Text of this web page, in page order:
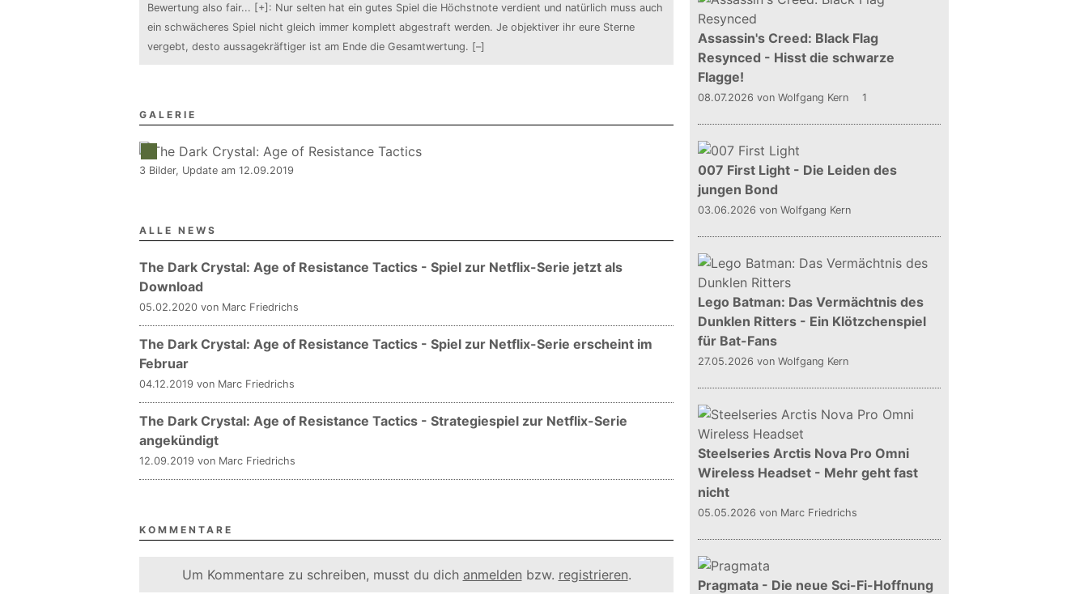
Bewertung also fair... [+] : Nur selten hat ein gutes Spiel die Höchstnote verdient und natürlich muss auch
ein schwächeres Spiel nicht gleich immer komplett abgestraft werden. Je objektiver ihr eure Sterne
vergebt, desto aussagekräftiger ist am Ende die Gesamtwertung. [–]
GALERIE
3 Bilder, Update am 12.09.2019
ALLE NEWS
The Dark Crystal: Age of Resistance Tactics - Spiel zur Netflix-Serie jetzt als
Download
05.02.2020 von Marc Friedrichs
The Dark Crystal: Age of Resistance Tactics - Spiel zur Netflix-Serie erscheint im
Februar
04.12.2019 von Marc Friedrichs
The Dark Crystal: Age of Resistance Tactics - Strategiespiel zur Netflix-Serie
angekündigt
12.09.2019 von Marc Friedrichs
KOMMENTARE
Um Kommentare zu schreiben, musst du dich anmelden bzw. registrieren.
Assassin's Creed: Black Flag
Resynced - Hisst die schwarze
Flagge!
08.07.2026 von Wolfgang Kern 1
007 First Light - Die Leiden des
jungen Bond
03.06.2026 von Wolfgang Kern
Lego Batman: Das Vermächtnis des
Dunklen Ritters - Ein Klötzchenspiel
für Bat-Fans
27.05.2026 von Wolfgang Kern
Steelseries Arctis Nova Pro Omni
Wireless Headset - Mehr geht fast
nicht
05.05.2026 von Marc Friedrichs
Pragmata - Die neue Sci-Fi-Hoffnung